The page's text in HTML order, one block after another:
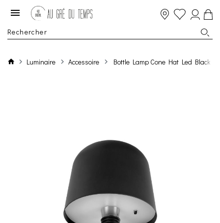
Luminaire Accessoire Bottle Lamp Cone Hat Led Black